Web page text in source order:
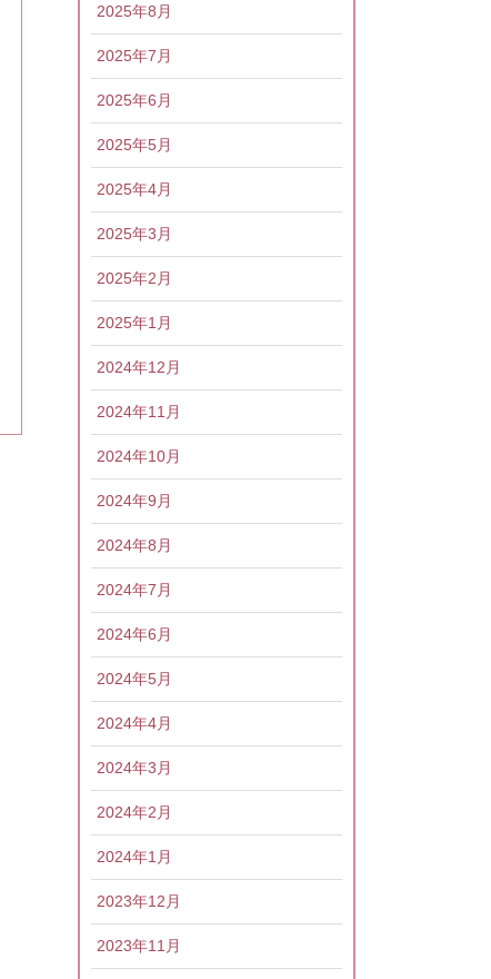
2025年8月
2025年7月
2025年6月
2025年5月
2025年4月
2025年3月
2025年2月
2025年1月
2024年12月
2024年11月
2024年10月
2024年9月
2024年8月
2024年7月
2024年6月
2024年5月
2024年4月
2024年3月
2024年2月
2024年1月
2023年12月
2023年11月